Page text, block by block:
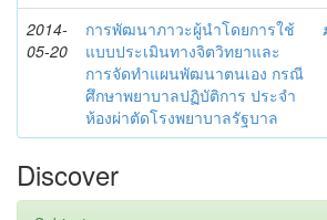
2014-
05-20
การพัฒนาภาวะผู้นำโดยการใช้
แบบประเมินทางจิตวิทยาและ
การจัดทำแผนพัฒนาตนเอง กรณี
ศึกษาพยาบาลปฏิบัติการ ประจำ
ห้องผ่าตัดโรงพยาบาลรัฐบาล
Discover